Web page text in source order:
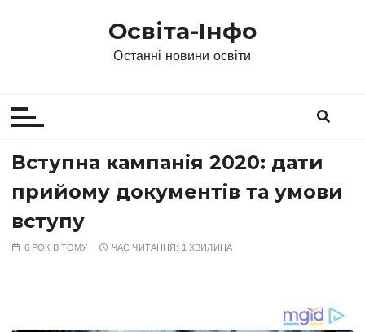
Освіта-Інфо
Останні новини освіти
Вступна кампанія 2020: дати
прийому документів та умови
вступу
6 РОКІВ ТОМУ ЧАС ЧИТАННЯ: 1 ХВИЛИНА